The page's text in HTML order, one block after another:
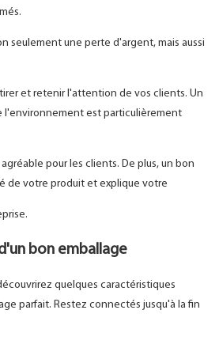
seulement une perte d'argent, mais aussi
et retenir l'attention de vos clients. Un
l'environnement est particulièrement
pour les clients. De plus, un bon
de votre produit et explique votre
bon emballage
quelques caractéristiques
parfait. Restez connectés jusqu'à la fin